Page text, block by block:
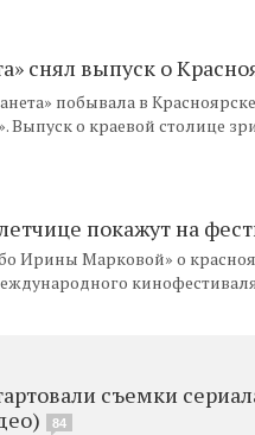
снял выпуск о
побывала в
Выпуск о краевой столице
покажут на
Ирины Марковой» о
съемки
84